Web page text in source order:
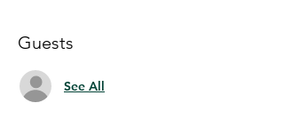
Guests
See All